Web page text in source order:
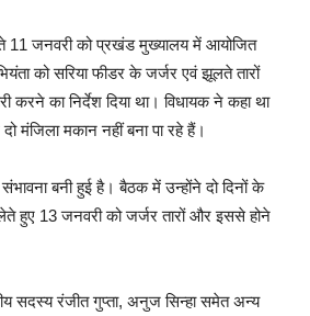
11 जनवरी को प्रखंड मुख्यालय में आयोजित
को सरिया फीडर के जर्जर एवं झूलते तारों
करने का निर्देश दिया था। विधायक ने कहा था
मंजिला मकान नहीं बना पा रहे हैं।
बनी हुई है। बैठक में उन्होंने दो दिनों के
हुए 13 जनवरी को जर्जर तारों और इससे होने
सदस्य रंजीत गुप्ता, अनुज सिन्हा समेत अन्य